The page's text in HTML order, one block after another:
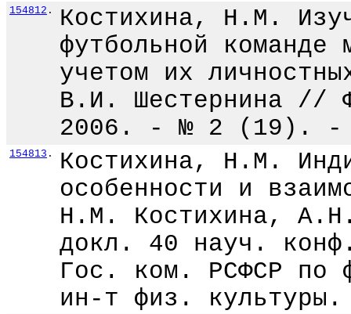
154812 .
Костихина, Н.М.
футбольной команде
учетом их
В.И. Шестернина //
2006. - № 2 (19). -
154813 .
Костихина, Н.М.
особенности и
Н.М. Костихина,
докл. 40 науч.
Гос. ком. РСФСР по
ин-т физ.